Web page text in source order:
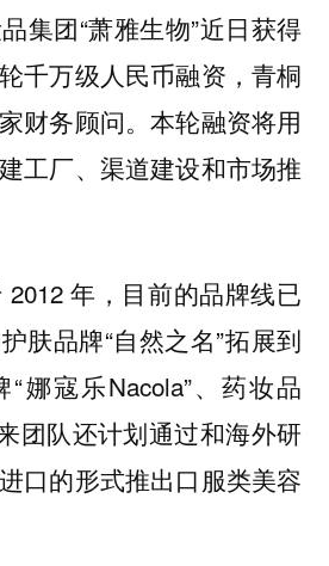
集团“萧雅生物”近日获得
千万级人民币融资，青桐
财务顾问。本轮融资将用
工厂、渠道建设和市场推
年，目前的品牌线已
肤品牌“自然之名”拓展到
娜寇乐Nacola”、药妆品
团队还计划通过和海外研
口的形式推出口服类美容